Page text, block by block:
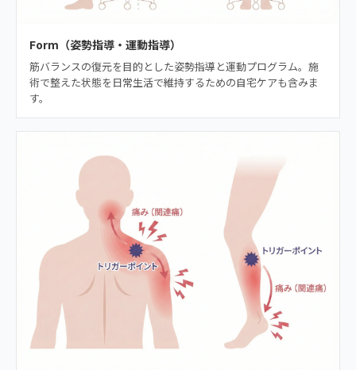
Form（姿勢指導・運動指導）
筋バランスの復元を目的とした姿勢指導と運動プログラム。施
術で整えた状態を日常生活で維持するための自宅ケアも含みま
す。